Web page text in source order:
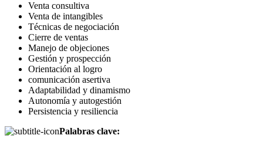
Venta consultiva
Venta de intangibles
Técnicas de negociación
Cierre de ventas
Manejo de objeciones
Gestión y prospección
Orientación al logro
comunicación asertiva
Adaptabilidad y dinamismo
Autonomía y autogestión
Persistencia y resiliencia
Palabras clave: